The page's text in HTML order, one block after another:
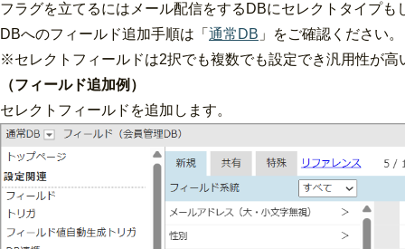
フラグを立てるにはメール配信をするDBにセレクトタイプ
DBへのフィールド追加手順は「 通常DB 」をご確認ください。
※セレクトフィールドは2択でも複数でも設定でき汎用性が
（フィールド追加例）
セレクトフィールドを追加します。